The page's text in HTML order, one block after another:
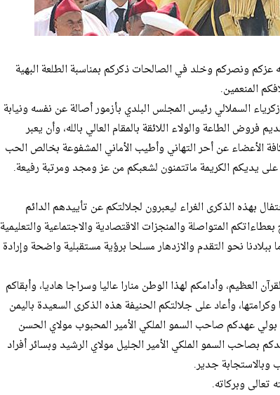
عزكم ونصركم وخلد في الصالحات ذكركم بمناسبة الطلعة البهية
السملالي رئيس المجلس البلدي بأزمور أصالة عن نفسه ونيابة
الطاعة والولاء اللائقة بالمقام العالي بالله، وأن يعبر
الأعضاء عن أحر التهاني وأطيب الأماني المشفوعة بخالص الحب
على يديكم الكريمة ماتتمنون لشعبكم من عز ومجد ومرتبة رفيعة.
بهذه الذكرى الغراء ليعبرون لجلالتكم عن تأييدهم الدائم
المتواصلة والمنجزات الاقتصادية والاجتماعية والتعليمية
ببلادنا نحو التقدم والازدهار مسلحا برؤية مستقبلية واضحة وإرادة
العظيم، وأدامكم لهذا الوطن منارا عاليا وسراجا هاديا، وأبقاكم
وأعاد على جلالتكم الحنيفة هذه الذكرى السعيدة باليمن
بولي عهدكم صاحب السمو الملكي الأمير المحبوب مولاي الحسن
بصاحب السمو الملكي الأمير الجليل مولاي الرشيد وبسائر أفراد
وبالاستجابة جدير.
تعالى وبركاته.